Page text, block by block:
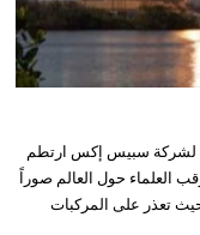
ضخماً تائهاً من صاروخ فالكون 9 تابع لشركة سبيس إكس ارتطم
العلماء حول العالم صوراً
تعذر على المركبات